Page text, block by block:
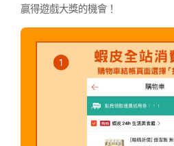
贏得遊戲大獎的機會！